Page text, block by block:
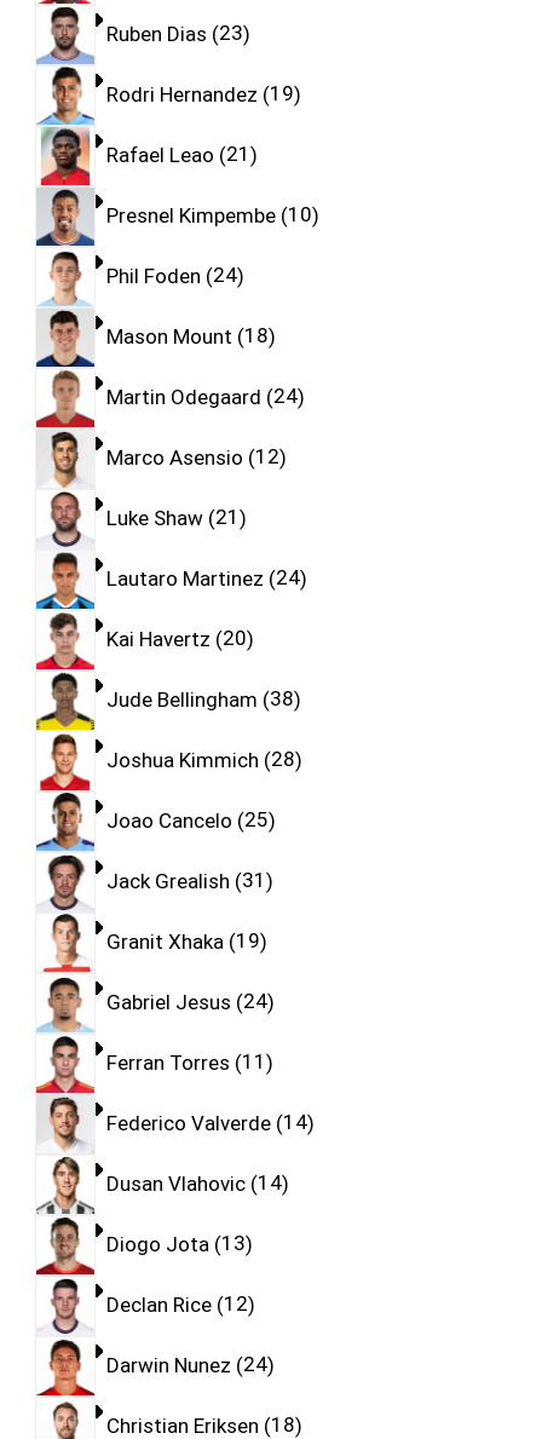
Ruben Dias 23
Rodri Hernandez 19
Rafael Leao 21
Presnel Kimpembe 10
Phil Foden 24
Mason Mount 18
Martin Odegaard 24
Marco Asensio 12
Luke Shaw 21
Lautaro Martinez 24
Kai Havertz 20
Jude Bellingham 38
Joshua Kimmich 28
Joao Cancelo 25
Jack Grealish 31
Granit Xhaka 19
Gabriel Jesus 24
Ferran Torres 11
Federico Valverde 14
Dusan Vlahovic 14
Diogo Jota 13
Declan Rice 12
Darwin Nunez 24
Christian Eriksen 18